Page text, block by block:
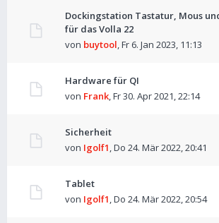
Dockingstation Tastatur, Mous
für das Volla 22
von buytool,Fr 6. Jan 2023, 11:13
Hardware für QI
von Frank,Fr 30. Apr 2021, 22:14
Sicherheit
von Igolf1,Do 24. Mär 2022, 20:41
Tablet
von Igolf1,Do 24. Mär 2022, 20:54